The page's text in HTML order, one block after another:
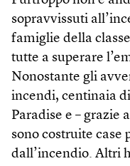
sopravvissuti
famiglie della
tutte a superare
Nonostante gli
incendi, centinaia
Paradise e – grazie
sono costruite case
dall’incendio. Altri